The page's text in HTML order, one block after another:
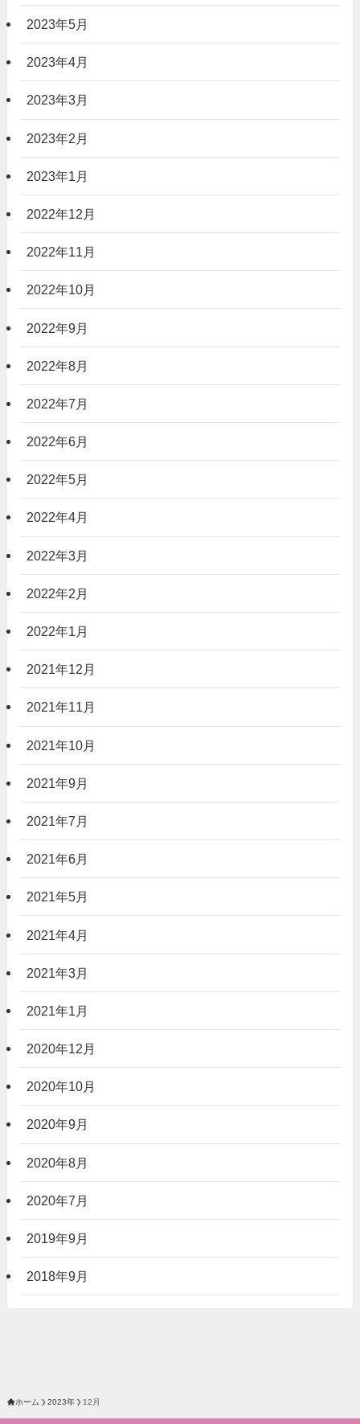
2023年5月
2023年4月
2023年3月
2023年2月
2023年1月
2022年12月
2022年11月
2022年10月
2022年9月
2022年8月
2022年7月
2022年6月
2022年5月
2022年4月
2022年3月
2022年2月
2022年1月
2021年12月
2021年11月
2021年10月
2021年9月
2021年7月
2021年6月
2021年5月
2021年4月
2021年3月
2021年1月
2020年12月
2020年10月
2020年9月
2020年8月
2020年7月
2019年9月
2018年9月
ホーム 2023年 12月